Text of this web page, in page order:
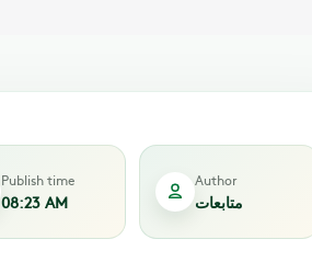
Publish time
08:23 AM
Author
متابعات